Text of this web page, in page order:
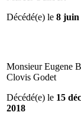
Décédé(e) le 8 juin
Monsieur Eugene
Clovis Godet
Décédé(e) le 15
2018